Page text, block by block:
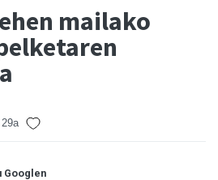
mailako
Googlen